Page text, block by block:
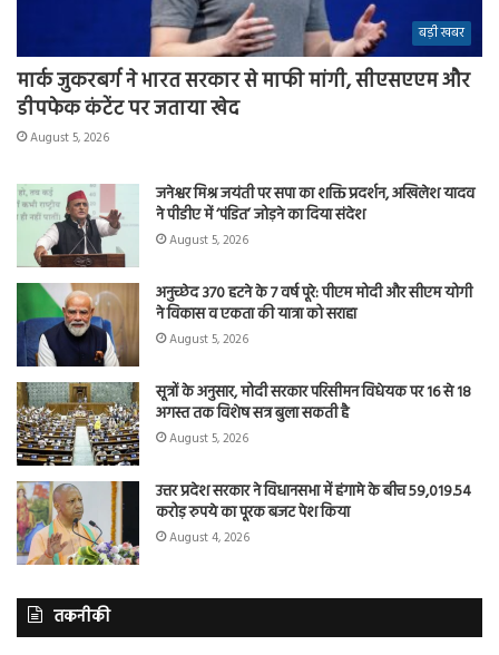
बड़ी खबर
मार्क जुकरबर्ग ने भारत सरकार से माफी मांगी, सीएसएएम और
डीपफेक कंटेंट पर जताया खेद
August 5, 2026
जनेश्वर मिश्र जयंती पर सपा का शक्ति प्रदर्शन, अखिलेश यादव
ने पीडीए में ‘पंडित’ जोड़ने का दिया संदेश
August 5, 2026
अनुच्छेद 370 हटने के 7 वर्ष पूरे: पीएम मोदी और सीएम योगी
ने विकास व एकता की यात्रा को सराहा
August 5, 2026
सूत्रों के अनुसार, मोदी सरकार परिसीमन विधेयक पर 16 से 18
अगस्त तक विशेष सत्र बुला सकती है
August 5, 2026
उत्तर प्रदेश सरकार ने विधानसभा में हंगामे के बीच 59,019.54
करोड़ रुपये का पूरक बजट पेश किया
August 4, 2026
तकनीकी